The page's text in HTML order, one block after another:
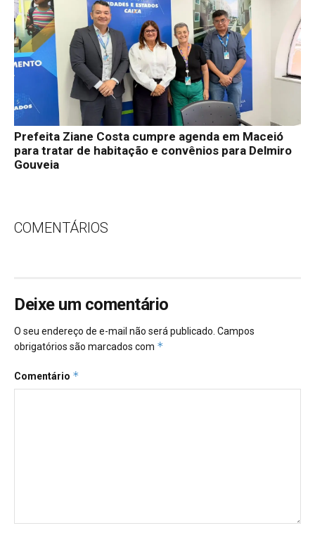
Prefeita Ziane Costa cumpre agenda em Maceió
para tratar de habitação e convênios para Delmiro
Gouveia
COMENTÁRIOS
Deixe um comentário
O seu endereço de e-mail não será publicado. Campos
obrigatórios são marcados com *
Comentário *